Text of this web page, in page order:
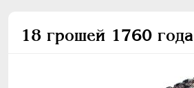
18 грошей 1760 года